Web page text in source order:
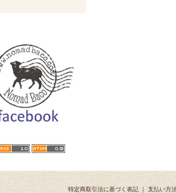
特定商取引法に基づく表記｜ 支払い方